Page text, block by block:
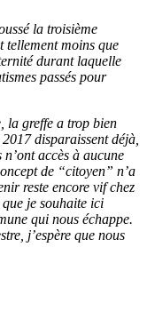
la troisième
tellement moins que
durant laquelle
passés pour
la greffe a trop bien
disparaissent déjà,
accès à aucune
de “citoyen” n’a
reste encore vif chez
que je souhaite ici
qui nous échappe.
j’espère que nous